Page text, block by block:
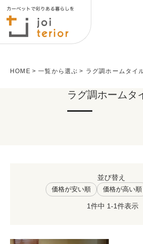
HOME 一覧から選ぶ ラグ調ホームタイ
ラグ調ホームタ
並び替え
価格が安い順 価格が高い順
1件中 1-1件表示